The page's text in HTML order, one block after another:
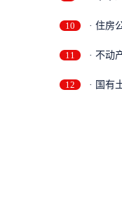
10 · 住
11 · 不
12 · 国